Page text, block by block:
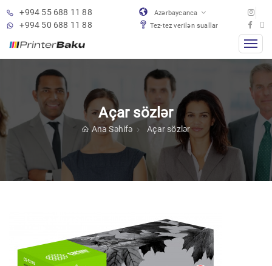
+994 55 688 11 88
+994 50 688 11 88
Azərbaycanca
Tez-tez verilən suallar
Açar sözlər
Ana Səhifə Açar sözlər